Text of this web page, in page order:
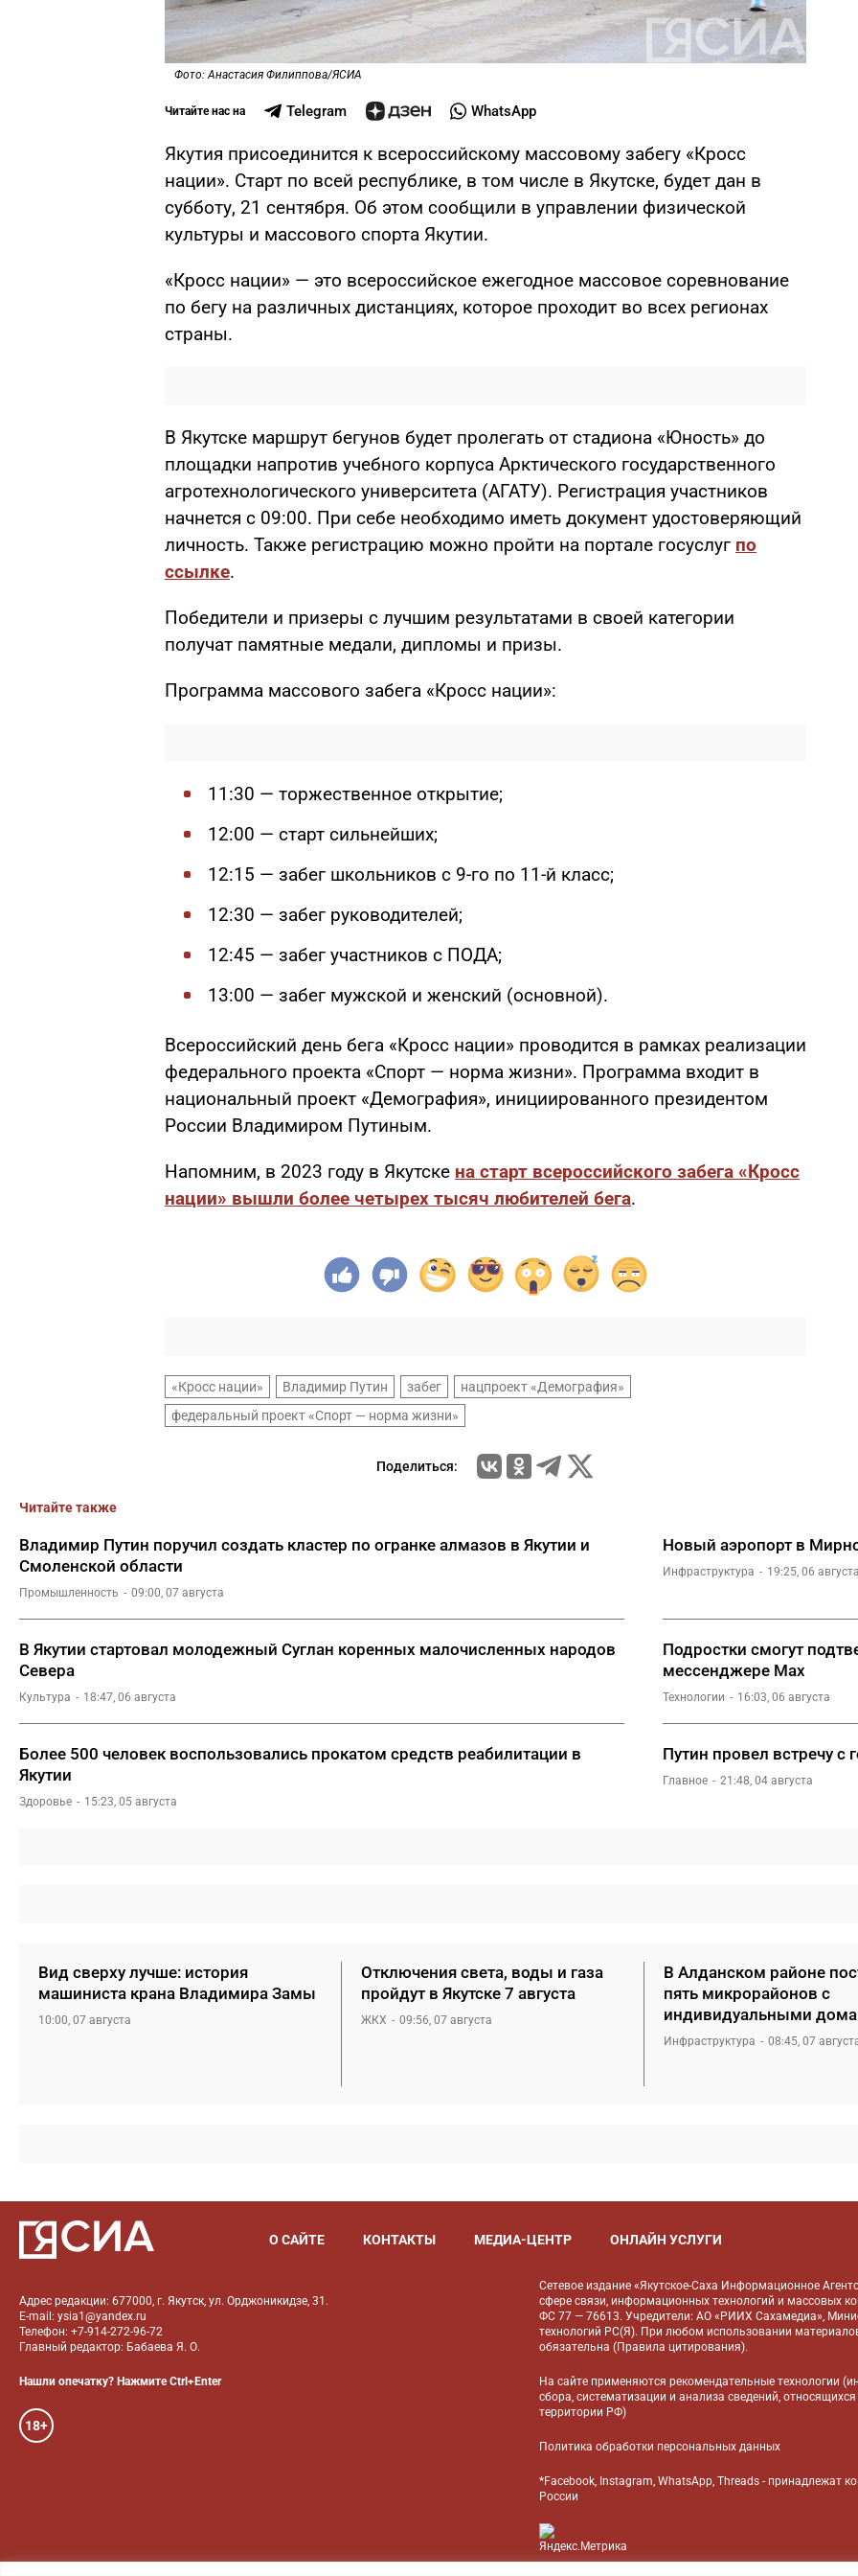
Фото: Анастасия Филиппова/ЯСИА
Читайте нас на Telegram WhatsApp
Якутия присоединится к всероссийскому массовому забегу «Кросс
нации». Старт по всей республике, в том числе в Якутске, будет дан в
субботу, 21 сентября. Об этом сообщили в управлении физической
культуры и массового спорта Якутии.
«Кросс нации» — это всероссийское ежегодное массовое соревнование
по бегу на различных дистанциях, которое проходит во всех регионах
страны.
В Якутске маршрут бегунов будет пролегать от стадиона «Юность» до
площадки напротив учебного корпуса Арктического государственного
агротехнологического университета (АГАТУ). Регистрация участников
начнется с 09:00. При себе необходимо иметь документ удостоверяющий
личность. Также регистрацию можно пройти на портале госуслуг по
ссылке.
Победители и призеры с лучшим результатами в своей категории
получат памятные медали, дипломы и призы.
Программа массового забега «Кросс нации»:
11:30 — торжественное открытие;
12:00 — старт сильнейших;
12:15 — забег школьников с 9-го по 11-й класс;
12:30 — забег руководителей;
12:45 — забег участников с ПОДА;
13:00 — забег мужской и женский (основной).
Всероссийский день бега «Кросс нации» проводится в рамках реализации
федерального проекта «Спорт — норма жизни». Программа входит в
национальный проект «Демография», инициированного президентом
России Владимиром Путиным.
Напомним, в 2023 году в Якутске на старт всероссийского забега «Кросс
нации» вышли более четырех тысяч любителей бега.
«Кросс нации» Владимир Путин забег
нацпроект «Демография»
федеральный проект «Спорт — норма жизни»
Поделиться:
Читайте также
Владимир Путин поручил создать кластер по огранке алмазов в Якутии и
Смоленской области
Промышленность 09:00, 07 августа
Новый аэропорт в
Инфраструктура 19:25, 06 августа
В Якутии стартовал молодежный Суглан коренных малочисленных народов
Севера
Культура 18:47, 06 августа
Подростки смогут
мессенджере Мах
Технологии 16:03, 06 августа
Более 500 человек воспользовались прокатом средств реабилитации в
Якутии
Здоровье 15:23, 05 августа
Путин провел встречу
Главное 21:48, 04 августа
Вид сверху лучше: история
машиниста крана Владимира Замы
10:00, 07 августа
Отключения света, воды и газа
пройдут в Якутске 7 августа
ЖКХ 09:56, 07 августа
В Алданском районе
пять микрорайонов с
индивидуальными
Инфраструктура 08:45, 07
О САЙТЕ КОНТАКТЫ МЕДИА-ЦЕНТР ОНЛАЙН УСЛУГИ
Адрес редакции: 677000, г. Якутск, ул. Орджоникидзе, 31.
E-mail: ysia1@yandex.ru
Телефон: +7-914-272-96-72
Главный редактор: Бабаева Я. О.
Нашли опечатку? Нажмите Ctrl+Enter
18+
Сетевое издание «Якутское-Саха Информационное
сфере связи, информационных технологий и массовых
ФС 77 — 76613. Учредители: АО «РИИХ Сахамедиа»,
технологий РС(Я). При любом использовании
обязательна (Правила цитирования).
На сайте применяютсярекомендательные технологии
сбора, систематизации и анализа сведений,
территории РФ)
Политика обработки персональных данных
*Facebook, Instagram, WhatsApp, Threads - принадлежат
России